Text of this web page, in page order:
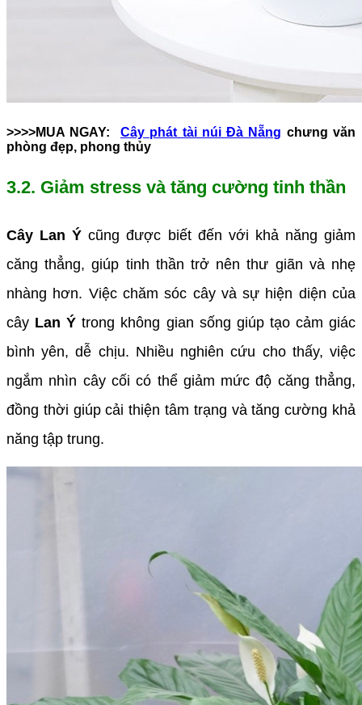
>>>>MUA NGAY: Cây phát tài núi Đà Nẵng chưng văn
phòng đẹp, phong thủy
3.2. Giảm stress và tăng cường tinh thần
Cây Lan Ý cũng được biết đến với khả năng giảm
căng thẳng, giúp tinh thần trở nên thư giãn và nhẹ
nhàng hơn. Việc chăm sóc cây và sự hiện diện của
cây Lan Ý trong không gian sống giúp tạo cảm giác
bình yên, dễ chịu. Nhiều nghiên cứu cho thấy, việc
ngắm nhìn cây cối có thể giảm mức độ căng thẳng,
đồng thời giúp cải thiện tâm trạng và tăng cường khả
năng tập trung.